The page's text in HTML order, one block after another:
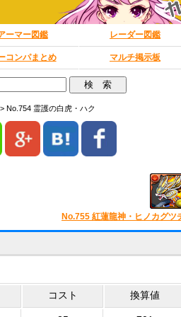
ーマー図鑑 レーダー図鑑
コンパまとめ マルチ掲示板
> No.754 霊護の白虎・ハク
No.755 紅蓮龍神・ヒノカグツ
コスト 換算値